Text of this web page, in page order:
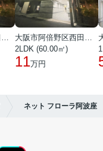
大阪市阿倍野区西田辺町１丁目
大阪市阿倍野区西田辺町１丁目
2LDK (60.00㎡)
11万円
ネット フローラ阿波座